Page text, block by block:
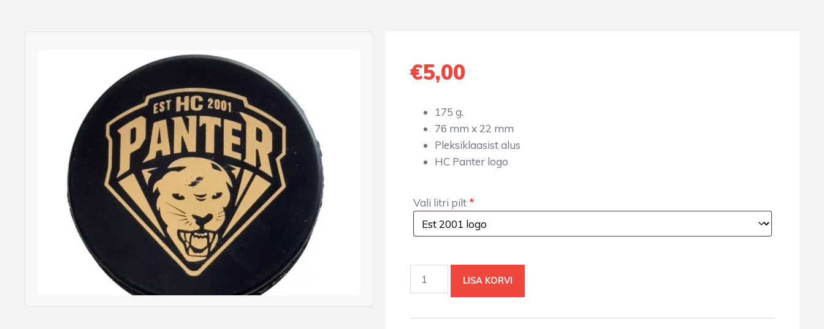
€5,00
175 g.
76 mm x 22 mm
Pleksiklaasist alus
HC Panter logo
Vali litri pilt *
kogus
LISA KORVI